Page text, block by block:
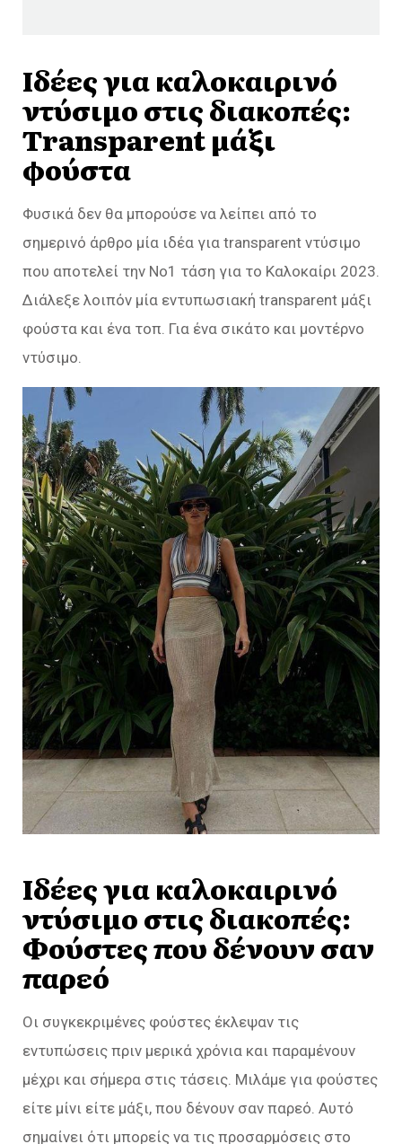
Ιδέες για καλοκαιρινό
ντύσιμο στις διακοπές:
Transparent μάξι
φούστα
Φυσικά δεν θα μπορούσε να λείπει από το
σημερινό άρθρο μία ιδέα για transparent ντύσιμο
που αποτελεί την Νο1 τάση για το Καλοκαίρι 2023.
Διάλεξε λοιπόν μία εντυπωσιακή transparent μάξι
φούστα και ένα τοπ. Για ένα σικάτο και μοντέρνο
ντύσιμο.
Ιδέες για καλοκαιρινό
ντύσιμο στις διακοπές:
Φούστες που δένουν σαν
παρεό
Οι συγκεκριμένες φούστες έκλεψαν τις
εντυπώσεις πριν μερικά χρόνια και παραμένουν
μέχρι και σήμερα στις τάσεις. Μιλάμε για φούστες
είτε μίνι είτε μάξι, που δένουν σαν παρεό. Αυτό
σημαίνει ότι μπορείς να τις προσαρμόσεις στο